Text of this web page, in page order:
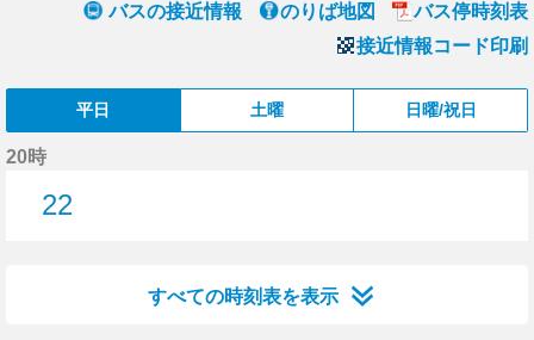
バスの接近情報 のりば地図
バス停時刻表
接近情報コード印刷
平日 土曜 日曜/祝日
20時
22
すべての時刻表を表示